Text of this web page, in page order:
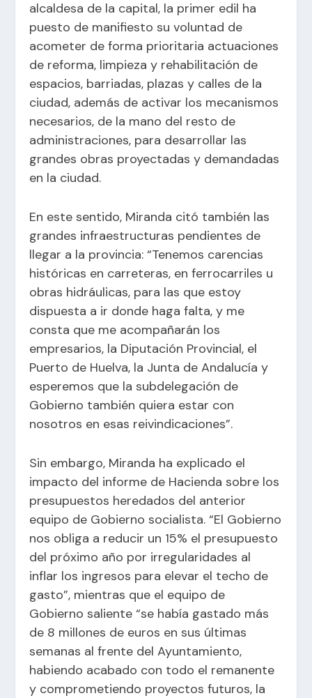
alcaldesa de la capital, la primer edil ha
puesto de manifiesto su voluntad de
acometer de forma prioritaria actuaciones
de reforma, limpieza y rehabilitación de
espacios, barriadas, plazas y calles de la
ciudad, además de activar los mecanismos
necesarios, de la mano del resto de
administraciones, para desarrollar las
grandes obras proyectadas y demandadas
en la ciudad.
En este sentido, Miranda citó también las
grandes infraestructuras pendientes de
llegar a la provincia: “Tenemos carencias
históricas en carreteras, en ferrocarriles u
obras hidráulicas, para las que estoy
dispuesta a ir donde haga falta, y me
consta que me acompañarán los
empresarios, la Diputación Provincial, el
Puerto de Huelva, la Junta de Andalucía y
esperemos que la subdelegación de
Gobierno también quiera estar con
nosotros en esas reivindicaciones”.
Sin embargo, Miranda ha explicado el
impacto del informe de Hacienda sobre los
presupuestos heredados del anterior
equipo de Gobierno socialista. “El Gobierno
nos obliga a reducir un 15% el presupuesto
del próximo año por irregularidades al
inflar los ingresos para elevar el techo de
gasto”, mientras que el equipo de
Gobierno saliente “se había gastado más
de 8 millones de euros en sus últimas
semanas al frente del Ayuntamiento,
habiendo acabado con todo el remanente
y comprometiendo proyectos futuros, la